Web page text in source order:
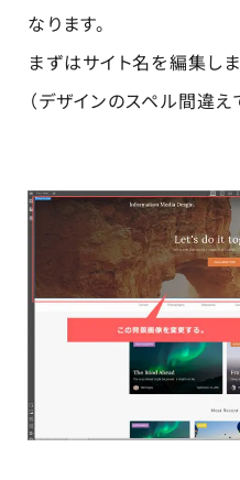
なります。
まずはサイト名を編集しま
（デザインのスペル間違え